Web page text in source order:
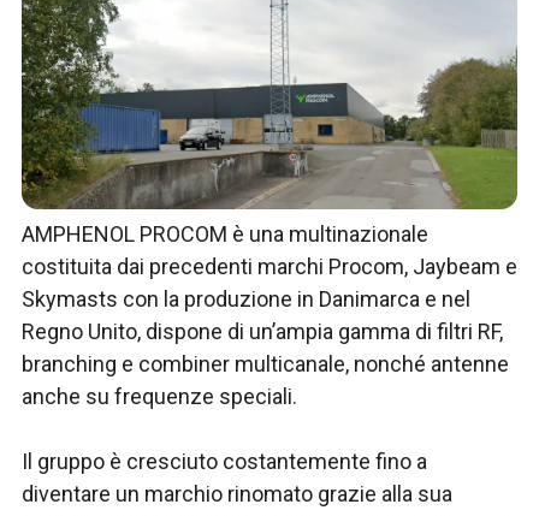
AMPHENOL PROCOM è una multinazionale
costituita dai precedenti marchi Procom, Jaybeam e
Skymasts con la produzione in Danimarca e nel
Regno Unito, dispone di un’ampia gamma di filtri RF,
branching e combiner multicanale, nonché antenne
anche su frequenze speciali.
Il gruppo è cresciuto costantemente fino a
diventare un marchio rinomato grazie alla sua